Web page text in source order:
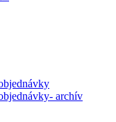
archív